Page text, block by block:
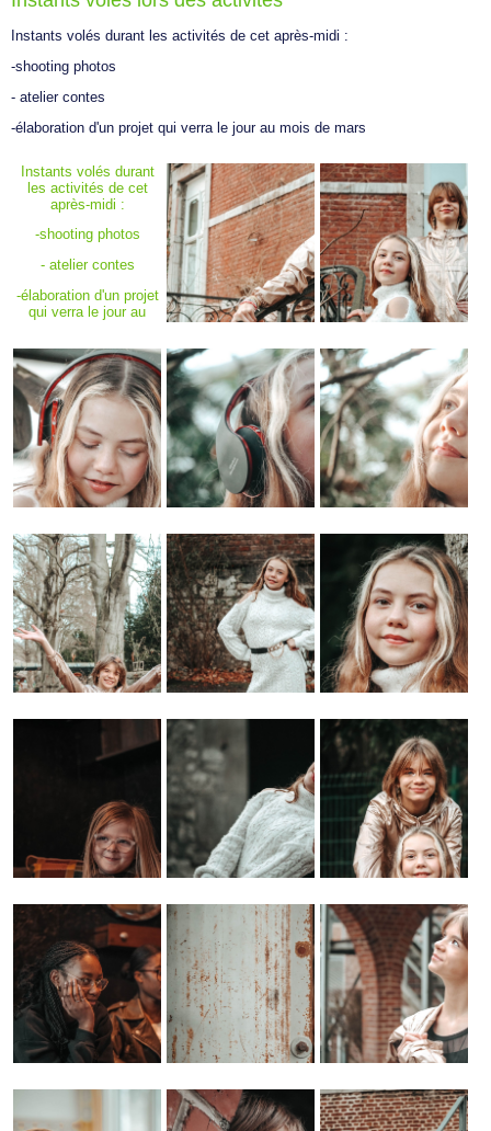
Instants volés durant les activités de cet après-midi :
-shooting photos
- atelier contes
-élaboration d'un projet qui verra le jour au mois de mars
Instants volés durant
les activités de cet
après-midi :
-shooting photos
- atelier contes
-élaboration d'un projet
qui verra le jour au
">